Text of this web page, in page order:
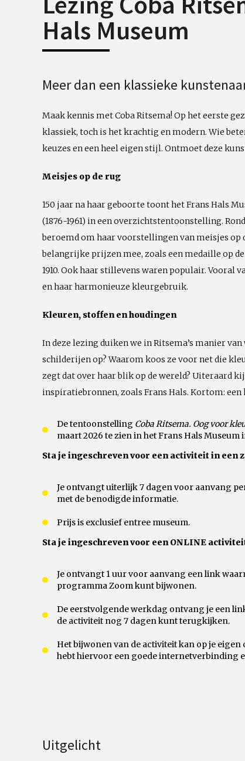
Hals Museum
Meer dan een klassieke
Maak kennis met Coba Ritsema! Op het eerste
klassiek, toch is het krachtig en modern. Wie
keuzes en een heel eigen stijl. Ontmoet deze
Meisjes op de rug
150 jaar na haar geboorte toont het Frans Hals
(1876-1961) in een overzichtstentoonstelling.
beroemd om haar voorstellingen van meisjes op
belangrijke prijzen mee, zoals een medaille op
1910. Ook haar stillevens waren populair. Vooral
en haar harmonieuze kleurgebruik.
Kleuren, stoffen en houdingen
In deze lezing duiken we in Ritsema’s manier
schilderijen op? Waarom koos ze voor net die
zegt dat over haar blik op de wereld? Uiteraard
inspiratiebronnen, zoals Frans Hals. Kortom:
De tentoonstelling Coba Ritsema. Oog voor
maart 2026 te zien in het Frans Hals Museum
Sta je ingeschreven voor een activiteit in een
Je ontvangt uiterlijk 7 dagen voor aanvang
met de benodigde informatie.
Prijs is exclusief entree museum.
Sta je ingeschreven voor een ONLINE
Je ontvangt 1 uur voor aanvang een link
programma Zoom kunt bijwonen.
De eerstvolgende werkdag ontvang je een
de activiteit nog 7 dagen kunt terugkijken.
Het bijwonen van de activiteit kan op je eigen
hebt hiervoor een goede internetverbinding
Uitgelicht